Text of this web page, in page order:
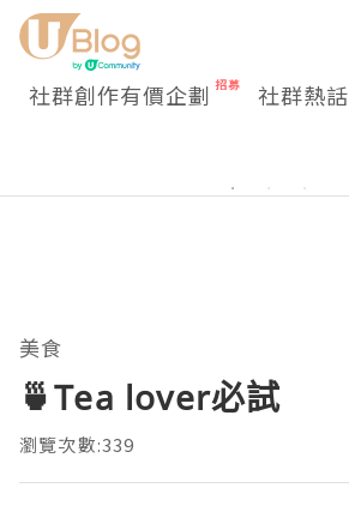
社群創作有價企劃 社群熱話
美食
🍵Tea lover必試
瀏覽次數:339